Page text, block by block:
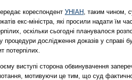
кореспондент УНІАН , таким чином,
екс-міністра, які просили надати їм
оскільки сьогодні планувалося
процедури дослідження доказів у справі
потерпілих.
виступі сторона обвинувачення
мотивуючи це тим, що суд фактично